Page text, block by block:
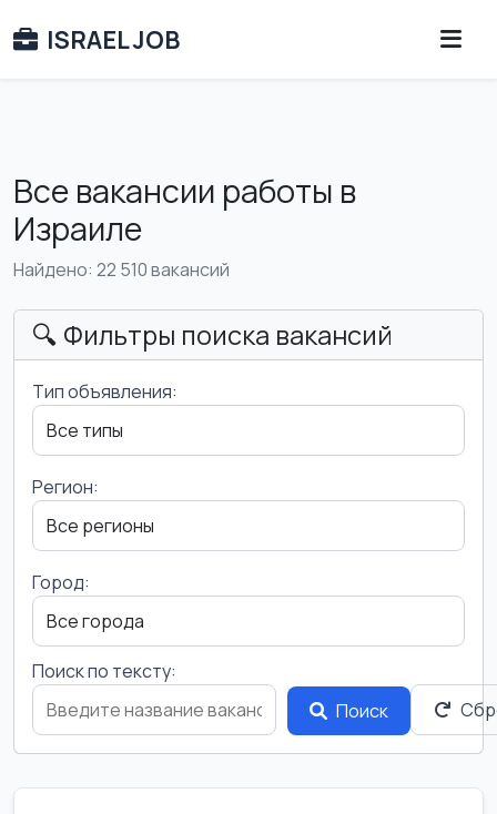
ISRAEL JOB
Все вакансии работы в
Израиле
Найдено: 22 510 вакансий
🔍 Фильтры поиска вакансий
Тип объявления:
Регион:
Город:
Поиск по тексту:
Поиск